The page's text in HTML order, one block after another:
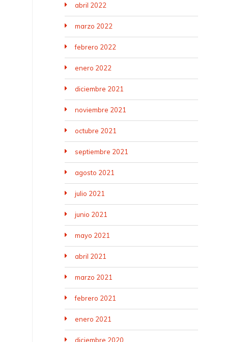
abril 2022
marzo 2022
febrero 2022
enero 2022
diciembre 2021
noviembre 2021
octubre 2021
septiembre 2021
agosto 2021
julio 2021
junio 2021
mayo 2021
abril 2021
marzo 2021
febrero 2021
enero 2021
diciembre 2020